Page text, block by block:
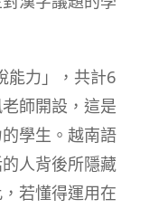
能力」，共計6
師開設，這是
學生。越南語
人背後所隱藏
若懂得運用在